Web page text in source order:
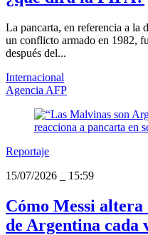
La pancarta, en referencia a la
un conflicto armado en 1982,
después del...
Internacional
Agencia AFP
Reportaje
15/07/2026
15:59
Cómo Messi
de Argentina cada